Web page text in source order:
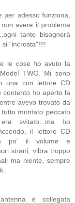
adesso funziona,
avere il problema
tanto bisognerà
"incrosta"!!!!
le cose ho avuto la
TWO. Mi sono
una con lettore CD
contento ho aperto la
avevo trovato da
montato peccato
svitato...ma ho
il lettore CD
po' il volume e
strani, vibra troppo
ma niente, sempre
è collegata